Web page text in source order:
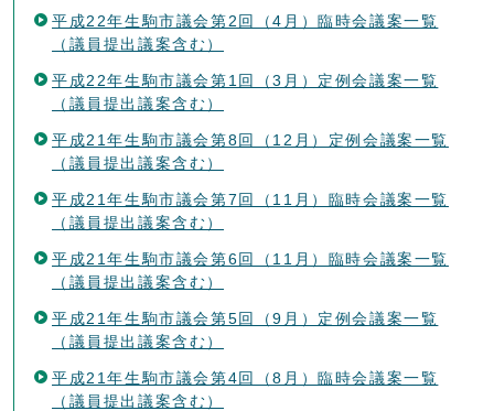
平成22年生駒市議会第2回（4月）臨時会議案一覧
（議員提出議案含む）
平成22年生駒市議会第1回（3月）定例会議案一覧
（議員提出議案含む）
平成21年生駒市議会第8回（12月）定例会議案一覧
（議員提出議案含む）
平成21年生駒市議会第7回（11月）臨時会議案一覧
（議員提出議案含む）
平成21年生駒市議会第6回（11月）臨時会議案一覧
（議員提出議案含む）
平成21年生駒市議会第5回（9月）定例会議案一覧
（議員提出議案含む）
平成21年生駒市議会第4回（8月）臨時会議案一覧
（議員提出議案含む）